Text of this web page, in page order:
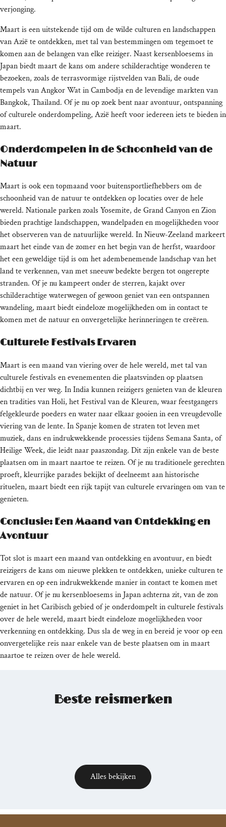
verjonging.
Maart is een uitstekende tijd om de wilde culturen en landschappen
van Azië te ontdekken, met tal van bestemmingen om tegemoet te
komen aan de belangen van elke reiziger. Naast kersenbloesems in
Japan biedt maart de kans om andere schilderachtige wonderen te
bezoeken, zoals de terrasvormige rijstvelden van Bali, de oude
tempels van Angkor Wat in Cambodja en de levendige markten van
Bangkok, Thailand. Of je nu op zoek bent naar avontuur, ontspanning
of culturele onderdompeling, Azië heeft voor iedereen iets te bieden in
maart.
Onderdompelen in de Schoonheid van de
Natuur
Maart is ook een topmaand voor buitensportliefhebbers om de
schoonheid van de natuur te ontdekken op locaties over de hele
wereld. Nationale parken zoals Yosemite, de Grand Canyon en Zion
bieden prachtige landschappen, wandelpaden en mogelijkheden voor
het observeren van de natuurlijke wereld. In Nieuw-Zeeland markeert
maart het einde van de zomer en het begin van de herfst, waardoor
het een geweldige tijd is om het adembenemende landschap van het
land te verkennen, van met sneeuw bedekte bergen tot ongerepte
stranden. Of je nu kampeert onder de sterren, kajakt over
schilderachtige waterwegen of gewoon geniet van een ontspannen
wandeling, maart biedt eindeloze mogelijkheden om in contact te
komen met de natuur en onvergetelijke herinneringen te creëren.
Culturele Festivals Ervaren
Maart is een maand van viering over de hele wereld, met tal van
culturele festivals en evenementen die plaatsvinden op plaatsen
dichtbij en ver weg. In India kunnen reizigers genieten van de kleuren
en tradities van Holi, het Festival van de Kleuren, waar feestgangers
felgekleurde poeders en water naar elkaar gooien in een vreugdevolle
viering van de lente. In Spanje komen de straten tot leven met
muziek, dans en indrukwekkende processies tijdens Semana Santa, of
Heilige Week, die leidt naar paaszondag. Dit zijn enkele van de beste
plaatsen om in maart naartoe te reizen. Of je nu traditionele gerechten
proeft, kleurrijke parades bekijkt of deelneemt aan historische
rituelen, maart biedt een rijk tapijt van culturele ervaringen om van te
genieten.
Conclusie: Een Maand van Ontdekking en
Avontuur
Tot slot is maart een maand van ontdekking en avontuur, en biedt
reizigers de kans om nieuwe plekken te ontdekken, unieke culturen te
ervaren en op een indrukwekkende manier in contact te komen met
de natuur. Of je nu kersenbloesems in Japan achterna zit, van de zon
geniet in het Caribisch gebied of je onderdompelt in culturele festivals
over de hele wereld, maart biedt eindeloze mogelijkheden voor
verkenning en ontdekking. Dus sla de weg in en bereid je voor op een
onvergetelijke reis naar enkele van de beste plaatsen om in maart
naartoe te reizen over de hele wereld.
Beste reismerken
Alles bekijken
Relevant